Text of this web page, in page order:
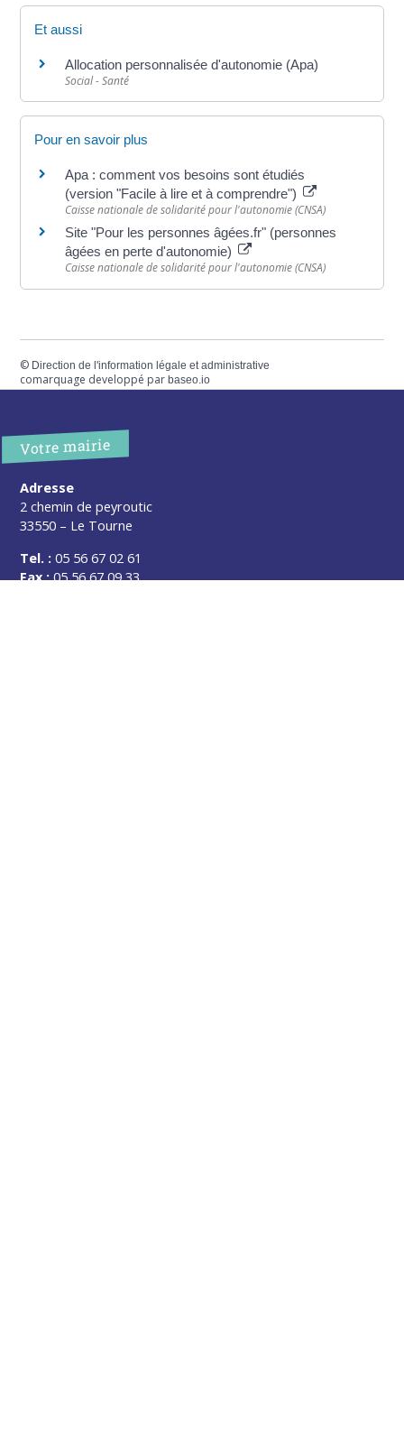
Et aussi
Allocation personnalisée d'autonomie (Apa)
Social - Santé
Pour en savoir plus
Apa : comment vos besoins sont étudiés
(version "Facile à lire et à comprendre")
Caisse nationale de solidarité pour l'autonomie (CNSA)
Site "Pour les personnes âgées.fr" (personnes
âgées en perte d'autonomie)
Caisse nationale de solidarité pour l'autonomie (CNSA)
© Direction de l'information légale et administrative
comarquage developpé parbaseo.io
Votre mairie
Adresse
2 chemin de peyroutic
33550 – Le Tourne
Tel. : 05 56 67 02 61
Fax :05 56 67 09 33